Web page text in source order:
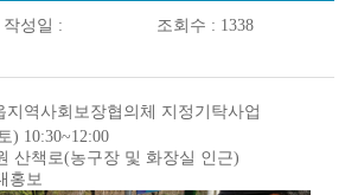
작성일 : 조회수 : 1338
지역사회보장협의체 지정기탁사업
) 10:30~12:00
산책로(농구장 및 화장실 인근)
홍보